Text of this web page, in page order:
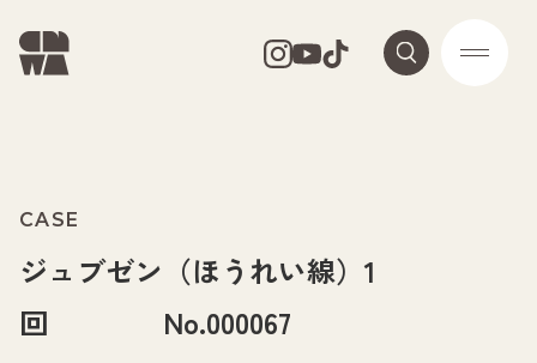
CASE
ジュブゼン（ほうれい線）1
回 No.000067